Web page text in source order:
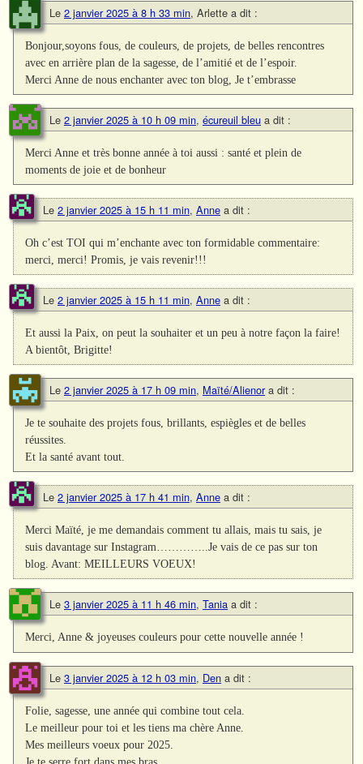
Le 2 janvier 2025 à 8 h 33 min, Arlette a dit :
Bonjour,soyons fous, de couleurs, de projets, de belles rencontres
avec en arrière plan de la sagesse, de l’amitié et de l’espoir.
Merci Anne de nous enchanter avec ton blog, Je t’embrasse
Le 2 janvier 2025 à 10 h 09 min, écureuil bleu a dit :
Merci Anne et très bonne année à toi aussi : santé et plein de
moments de joie et de bonheur
Le 2 janvier 2025 à 15 h 11 min, Anne a dit :
Oh c’est TOI qui m’enchante avec ton formidable commentaire:
merci, merci! Promis, je vais revenir!!!
Le 2 janvier 2025 à 15 h 11 min, Anne a dit :
Et aussi la Paix, on peut la souhaiter et un peu à notre façon la faire!
A bientôt, Brigitte!
Le 2 janvier 2025 à 17 h 09 min, Maïté/Alienor a dit :
Je te souhaite des projets fous, brillants, espiègles et de belles
réussites.
Et la santé avant tout.
Le 2 janvier 2025 à 17 h 41 min, Anne a dit :
Merci Maïté, je me demandais comment tu allais, mais tu sais, je
suis davantage sur Instagram…………..Je vais de ce pas sur ton
blog. Avant: MEILLEURS VOEUX!
Le 3 janvier 2025 à 11 h 46 min, Tania a dit :
Merci, Anne & joyeuses couleurs pour cette nouvelle année !
Le 3 janvier 2025 à 12 h 03 min, Den a dit :
Folie, sagesse, une année qui combine tout cela.
Le meilleur pour toi et les tiens ma chère Anne.
Mes meilleurs voeux pour 2025.
Je te serre fort dans mes bras.